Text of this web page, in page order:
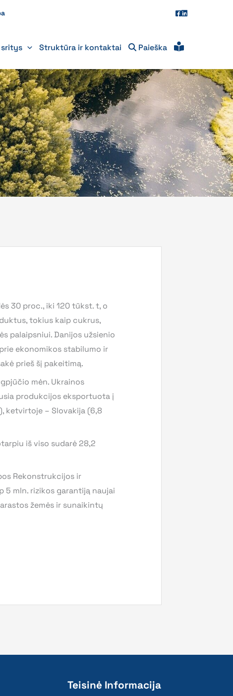
sritys Struktūra ir kontaktai Paieška
30 proc., iki 120 tūkst. t, o
tokius kaip cukrus,
palaipsniui. Danijos užsienio
ekonomikos stabilumo ir
prieš šį pakeitimą.
mėn. Ukrainos
produkcijos eksportuota į
ketvirtoje – Slovakija (6,8
iš viso sudarė 28,2
Rekonstrukcijos ir
5 mln. rizikos garantiją naujai
žemės ir sunaikintų
Teisinė Informacija